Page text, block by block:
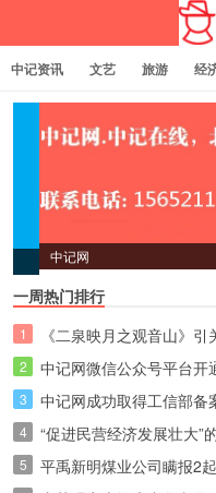
中记资讯 文艺 旅游 经
中记网
一周热门排行
1 《二泉映月之观音山》引
2 中记网微信公众号平台开
3 中记网成功取得工信部备
4 “促进民营经济发展壮大”的
5 平禹新明煤业公司瞒报2